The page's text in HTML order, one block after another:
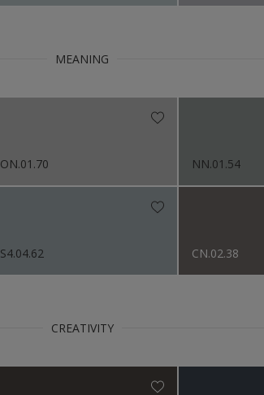
MEANING
ON.01.70 NN.01.54
S4.04.62 CN.02.38
CREATIVITY